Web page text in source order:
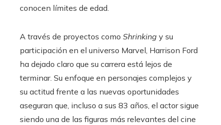
conocen límites de edad.
A través de proyectos como Shrinking y su
participación en el universo Marvel, Harrison Ford
ha dejado claro que su carrera está lejos de
terminar. Su enfoque en personajes complejos y
su actitud frente a las nuevas oportunidades
aseguran que, incluso a sus 83 años, el actor sigue
siendo una de las figuras más relevantes del cine